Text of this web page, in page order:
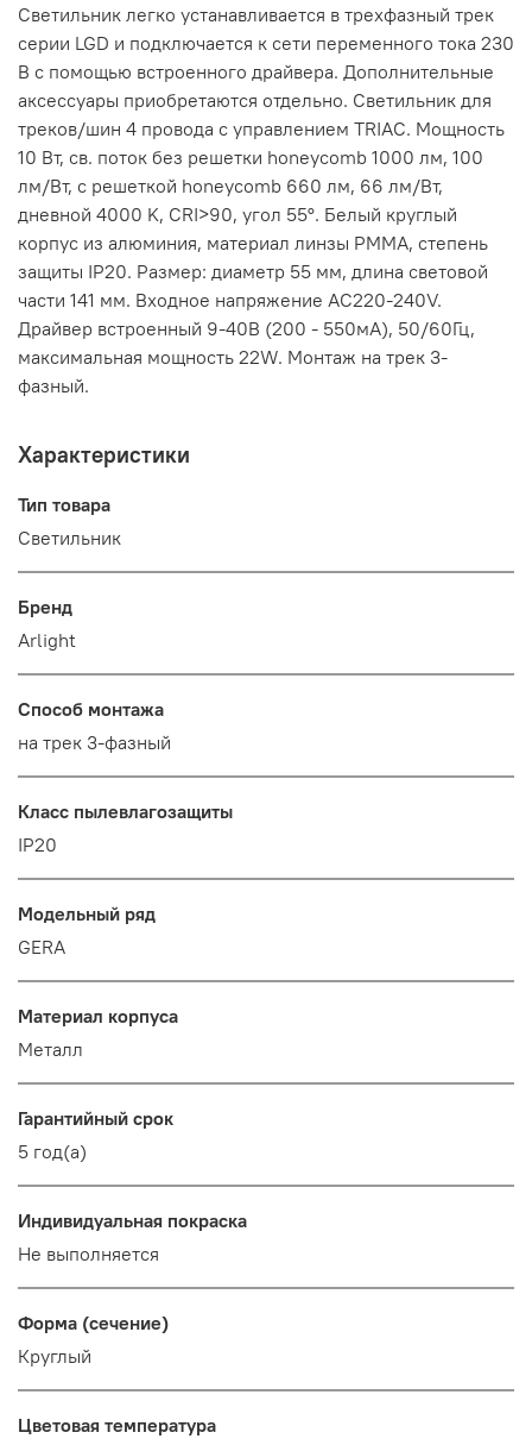
Светильник легко устанавливается в трехфазный трек
серии LGD и подключается к сети переменного тока 230
В с помощью встроенного драйвера. Дополнительные
аксессуары приобретаются отдельно. Светильник для
треков/шин 4 провода с управлением TRIAC. Мощность
10 Вт, св. поток без решетки honeycomb 1000 лм, 100
лм/Вт, с решеткой honeycomb 660 лм, 66 лм/Вт,
дневной 4000 K, CRI>90, угол 55°. Белый круглый
корпус из алюминия, материал линзы PMMA, степень
защиты IP20. Размер: диаметр 55 мм, длина световой
части 141 мм. Входное напряжение AC220-240V.
Драйвер встроенный 9-40В (200 - 550мА), 50/60Гц,
максимальная мощность 22W. Монтаж на трек 3-
фазный.
Характеристики
Тип товара
Светильник
Бренд
Arlight
Способ монтажа
на трек 3-фазный
Класс пылевлагозащиты
IP20
Модельный ряд
GERA
Материал корпуса
Металл
Гарантийный срок
5 год(а)
Индивидуальная покраска
Не выполняется
Форма (сечение)
Круглый
Цветовая температура